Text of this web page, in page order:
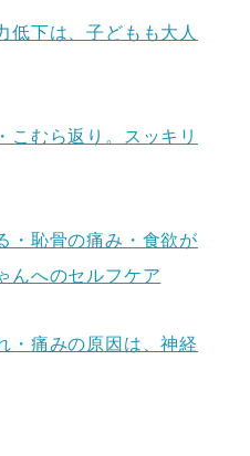
低下は、子どもも大人
こむら返り。スッキリ
・恥骨の痛み・食欲が
んへのセルフケア
・痛みの原因は、神経